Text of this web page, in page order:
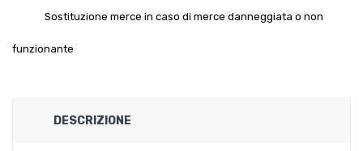
Sostituzione merce in caso di merce danneggiata o non
funzionante
DESCRIZIONE